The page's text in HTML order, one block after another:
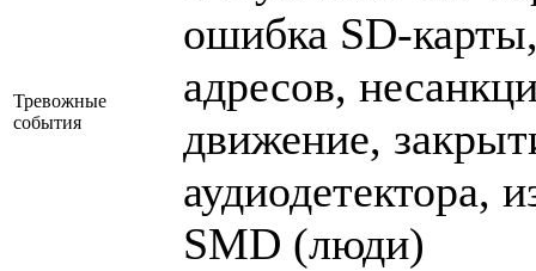
Тревожные
события
ошибка SD-
адресов,
движение,
аудиодетектора,
SMD (люди)